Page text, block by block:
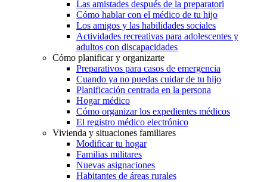
Las amistades después de la preparatori
Cómo hablar con el médico de tu hijo
Los amigos y las habilidades sociales
Actividades recreativas para adolescentes y
adultos con discapacidades
Cómo planificar y organizarte
Preparativos para casos de emergencia
Cuando ya no puedas cuidar de tu hijo
Planificación centrada en la persona
Hogar médico
Cómo organizar los expedientes médicos
El registro médico electrónico
Vivienda y situaciones familiares
Modificar tu hogar
Familias militares
Nuevas asignaciones
Habitantes de áreas rurales